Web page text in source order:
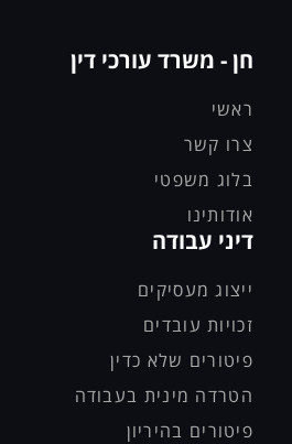
חן - משרד עורכי דין
ראשי
צרו קשר
בלוג משפטי
אודותינו
דיני עבודה
ייצוג מעסיקים
זכויות עובדים
פיטורים שלא כדין
הטרדה מינית בעבודה
פיטורים בהיריון